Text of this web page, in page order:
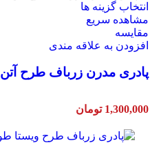
انتخاب گزینه ها
مشاهده سریع
مقایسه
افزودن به علاقه مندی
پادری مدرن زرباف طرح آتن
1,300,000 تومان